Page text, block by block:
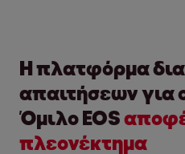
Η πλατφόρμα
απαιτήσεων για
Όμιλο EOS
πλεονέκτημα